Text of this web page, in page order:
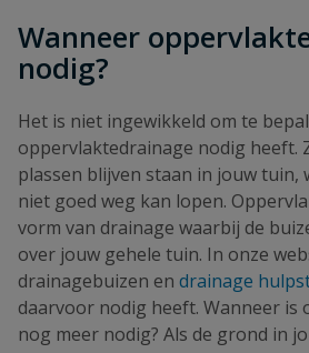
Wanneer
nodig?
Het is niet ingewikkeld om te
oppervlaktedrainage nodig heeft.
plassen blijven staan in jouw tuin,
niet goed weg kan lopen.
vorm van drainage waarbij de
over jouw gehele tuin. In onze
drainagebuizen en drainage
daarvoor nodig heeft. Wanneer is
nog meer nodig? Als de grond in